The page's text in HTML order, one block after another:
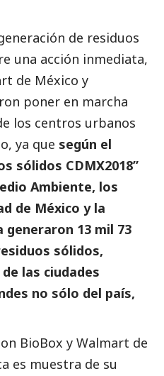
de residuos
una acción inmediata,
de México y
poner en marcha
los centros urbanos
ya que según el
sólidos CDMX2018”
Ambiente, los
de México y la
13 mil 73
sólidos,
las ciudades
no sólo del país,
BioBox y Walmart de
es muestra de su